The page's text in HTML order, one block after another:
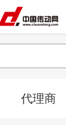
代理商